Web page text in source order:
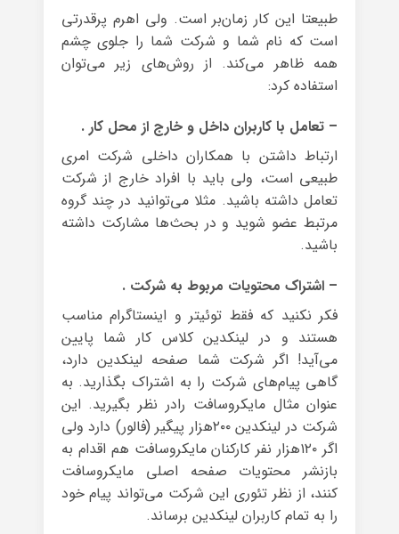
طبیعتا این کار زمان‌بر است. ولی اهرم پرقدرتی
است که نام شما و شرکت شما را جلوی چشم
همه ظاهر می‌کند. از روش‌های زیر می‌توان
استفاده کرد:
– تعامل با کاربران داخل و خارج از محل کار .
ارتباط داشتن با همکاران داخلی شرکت امری
طبیعی است، ولی باید با افراد خارج از شرکت
تعامل داشته باشید. مثلا می‌توانید در چند گروه
مرتبط عضو شوید و در بحث‌ها مشارکت داشته
باشید.
– اشتراک محتویات مربوط به شرکت .
فکر نکنید که فقط توئیتر و اینستاگرام مناسب
هستند و در لینکدین کلاس کار شما پایین
می‌آید! اگر شرکت شما صفحه لینکدین دارد،
گاهی پیام‌های شرکت را به اشتراک بگذارید. به
عنوان مثال مایکروسافت رادر نظر بگیرید. این
شرکت در لینکدین ۲۰۰هزار پیگیر (فالور) دارد ولی
اگر ۱۲۰هزار نفر کارکنان مایکروسافت هم اقدام به
بازنشر محتویات صفحه اصلی مایکروسافت
کنند، از نظر تئوری این شرکت می‌تواند پیام خود
را به تمام کاربران لینکدین برساند.